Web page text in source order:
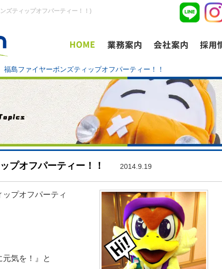
ズティップオフパーティー！！)
福島ファイヤーボンズティップオフパーティー！！
プオフパーティー！！ 2014.9.19
プオフパーティ
元気を！』と